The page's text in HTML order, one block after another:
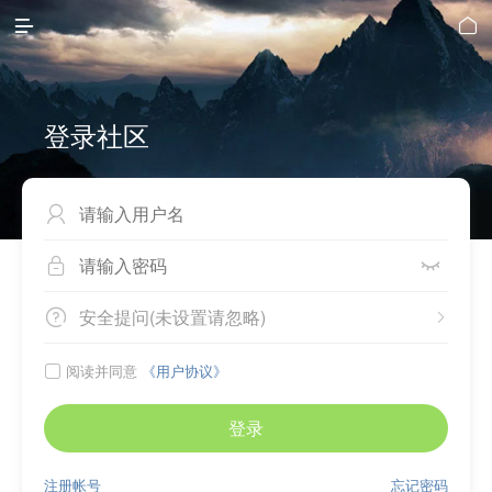
 
登录社区

 
 
安全提问(未设置请忽略)
 阅读并同意 《用户协议》
登录
忘记密码
注册帐号